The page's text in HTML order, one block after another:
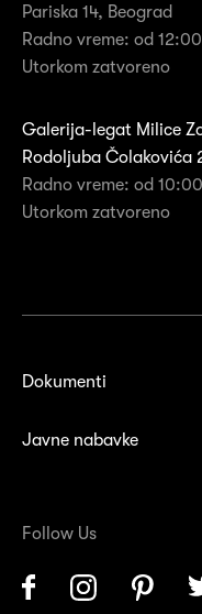
Pariska 14, Beograd
Radno vreme: od
Utorkom zatvoreno
Galerija-legat Milice
Rodoljuba Čolakovića
Radno vreme: od
Utorkom zatvoreno
Dokumenti
Javne nabavke
Follow Us
Facebook Instagram